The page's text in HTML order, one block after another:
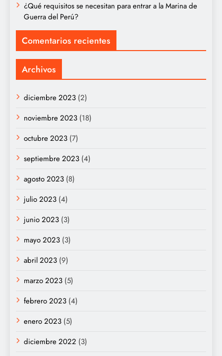
¿Qué requisitos se necesitan para entrar a la Marina de
Guerra del Perú?
Comentarios recientes
Archivos
diciembre 2023 (2)
noviembre 2023 (18)
octubre 2023 (7)
septiembre 2023 (4)
agosto 2023 (8)
julio 2023 (4)
junio 2023 (3)
mayo 2023 (3)
abril 2023 (9)
marzo 2023 (5)
febrero 2023 (4)
enero 2023 (5)
diciembre 2022 (3)